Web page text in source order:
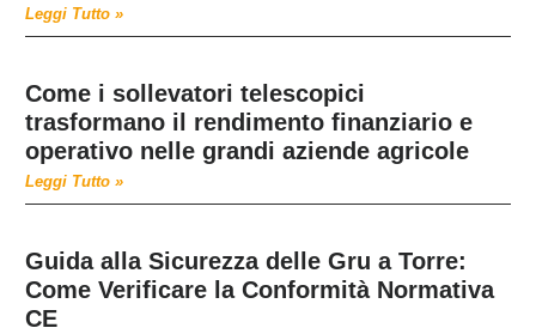
Leggi Tutto »
Come i sollevatori telescopici
trasformano il rendimento finanziario e
operativo nelle grandi aziende agricole
Leggi Tutto »
Guida alla Sicurezza delle Gru a Torre:
Come Verificare la Conformità Normativa
CE